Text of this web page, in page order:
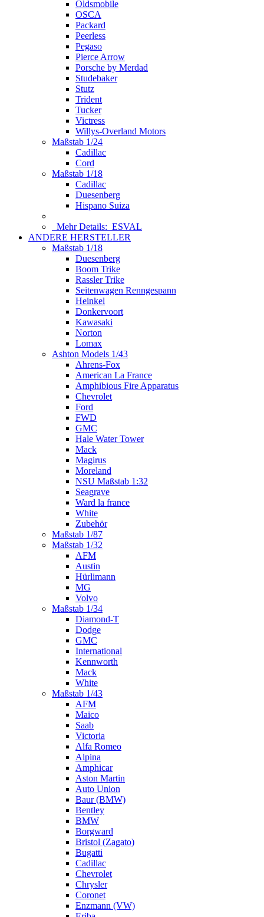
Oldsmobile
OSCA
Packard
Peerless
Pegaso
Pierce Arrow
Porsche by Merdad
Studebaker
Stutz
Trident
Tucker
Victress
Willys-Overland Motors
Maßstab 1/24
Cadillac
Cord
Maßstab 1/18
Cadillac
Duesenberg
Hispano Suiza
Mehr Details: ESVAL
ANDERE HERSTELLER
Maßstab 1/18
Duesenberg
Boom Trike
Rassler Trike
Seitenwagen Renngespann
Heinkel
Donkervoort
Kawasaki
Norton
Lomax
Ashton Models 1/43
Ahrens-Fox
American La France
Amphibious Fire Apparatus
Chevrolet
Ford
FWD
GMC
Hale Water Tower
Mack
Magirus
Moreland
NSU Maßstab 1:32
Seagrave
Ward la france
White
Zubehör
Maßstab 1/87
Maßstab 1/32
AFM
Austin
Hürlimann
MG
Volvo
Maßstab 1/34
Diamond-T
Dodge
GMC
International
Kennworth
Mack
White
Maßstab 1/43
AFM
Maico
Saab
Victoria
Alfa Romeo
Alpina
Amphicar
Aston Martin
Auto Union
Baur (BMW)
Bentley
BMW
Borgward
Bristol (Zagato)
Bugatti
Cadillac
Chevrolet
Chrysler
Coronet
Enzmann (VW)